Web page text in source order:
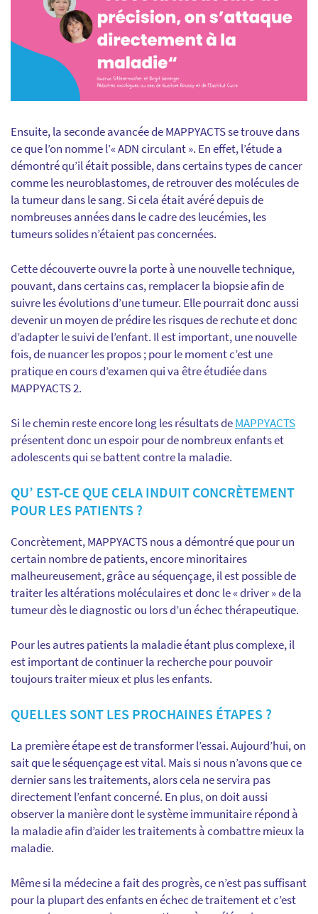
Ensuite, la seconde avancée de MAPPYACTS se trouve dans
ce que l’on nomme l’« ADN circulant ». En effet, l’étude a
démontré qu’il était possible, dans certains types de cancer
comme les neuroblastomes, de retrouver des molécules de
la tumeur dans le sang. Si cela était avéré depuis de
nombreuses années dans le cadre des leucémies, les
tumeurs solides n’étaient pas concernées.
Cette découverte ouvre la porte à une nouvelle technique,
pouvant, dans certains cas, remplacer la biopsieafin de
suivre les évolutions d’une tumeur. Elle pourrait donc aussi
devenir un moyen de prédire les risques de rechute et donc
d’adapter le suivi de l’enfant. Il est important, une nouvelle
fois, de nuancer les propos ; pour le moment c’est une
pratique en cours d’examen qui va être étudiée dans
MAPPYACTS 2.
Si le chemin reste encore long les résultats deMAPPYACTS
présentent donc un espoir pour de nombreux enfants et
adolescents qui se battent contre la maladie.
QU’ EST-CE QUE CELA INDUIT CONCRÈTEMENT
POUR LES PATIENTS ?
Concrètement, MAPPYACTS nous a démontré que pour un
certain nombre de patients, encore minoritaires
malheureusement, grâce au séquençage, il est possible de
traiter les altérations moléculaires et donc le « driver » de la
tumeur dès le diagnostic ou lors d’un échec thérapeutique.
Pour les autres patients la maladie étant plus complexe, il
est important de continuer la recherche pour pouvoir
toujours traiter mieux et plus les enfants.
QUELLES SONT LES PROCHAINES ÉTAPES ?
La première étape est de transformer l’essai. Aujourd’hui, on
sait que le séquençage est vital. Mais si nous n’avons que ce
dernier sans les traitements, alors cela ne servira pas
directement l’enfant concerné. En plus, on doit aussi
observer la manière dont le système immunitaire répond à
la maladie afin d’aider les traitements à combattre mieux la
maladie.
Même si la médecine a fait des progrès, ce n’est pas suffisant
pour la plupart des enfants en échec de traitement et c’est